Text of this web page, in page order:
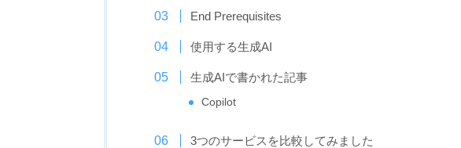
End Prerequisites
使用する生成AI
生成AIで書かれた記事
Copilot
3つのサービスを比較してみました